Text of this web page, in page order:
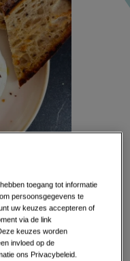
toegang tot informatie
persoonsgegevens te
uw keuzes accepteren of
via de link
keuzes worden
invloed op de
ons Privacybeleid.